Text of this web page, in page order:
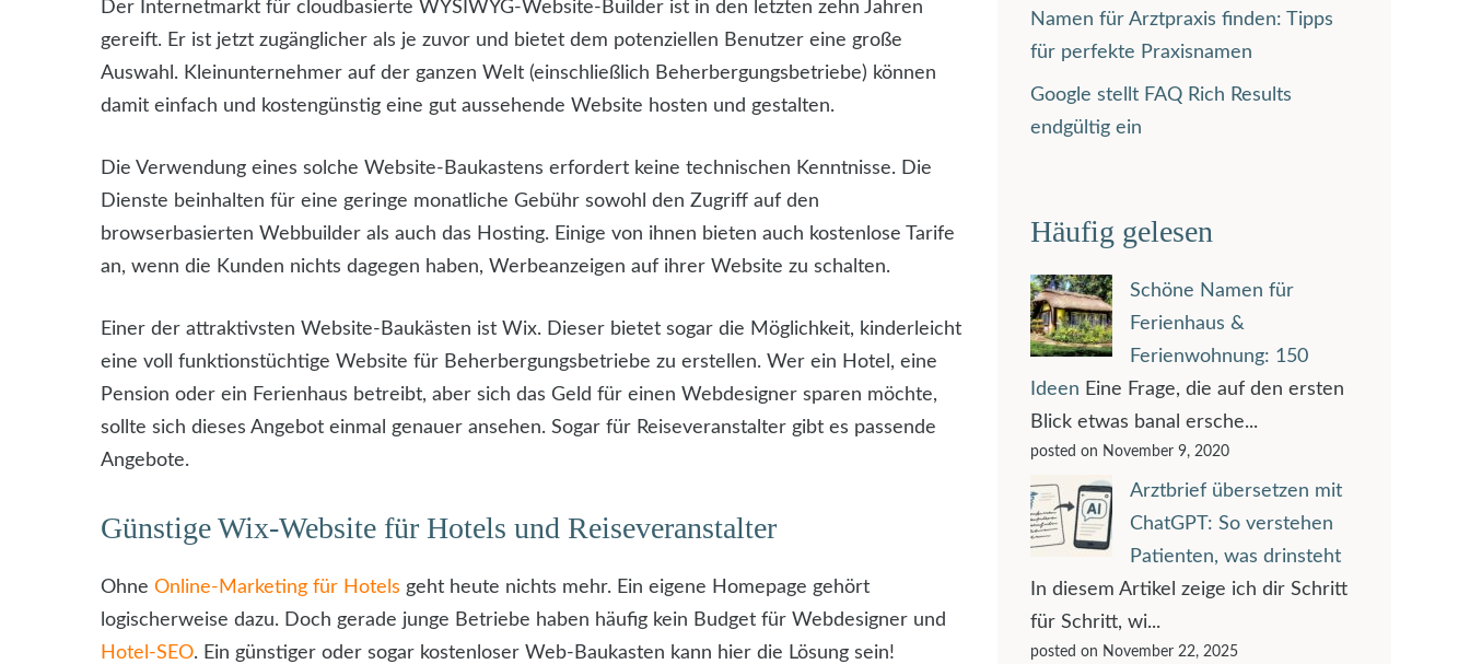
Der Internetmarkt für cloudbasierte WYSIWYG-Website-Builder ist in den letzten zehn Jahren
gereift. Er ist jetzt zugänglicher als je zuvor und bietet dem potenziellen Benutzer eine große
Auswahl. Kleinunternehmer auf der ganzen Welt (einschließlich Beherbergungsbetriebe) können
damit einfach und kostengünstig eine gut aussehende Website hosten und gestalten.
Die Verwendung eines solche Website-Baukastens erfordert keine technischen Kenntnisse. Die
Dienste beinhalten für eine geringe monatliche Gebühr sowohl den Zugriff auf den
browserbasierten Webbuilder als auch das Hosting. Einige von ihnen bieten auch kostenlose Tarife
an, wenn die Kunden nichts dagegen haben, Werbeanzeigen auf ihrer Website zu schalten.
Einer der attraktivsten Website-Baukästen ist Wix. Dieser bietet sogar die Möglichkeit, kinderleicht
eine voll funktionstüchtige Website für Beherbergungsbetriebe zu erstellen. Wer ein Hotel, eine
Pension oder ein Ferienhaus betreibt, aber sich das Geld für einen Webdesigner sparen möchte,
sollte sich dieses Angebot einmal genauer ansehen. Sogar für Reiseveranstalter gibt es passende
Angebote.
Günstige Wix-Website für Hotels und Reiseveranstalter
Ohne Online-Marketing für Hotels geht heute nichts mehr. Ein eigene Homepage gehört
logischerweise dazu. Doch gerade junge Betriebe haben häufig kein Budget für Webdesigner und
Hotel-SEO. Ein günstiger oder sogar kostenloser Web-Baukasten kann hier die Lösung sein!
Namen für Arztpraxis finden: Tipps
für perfekte Praxisnamen
Google stellt FAQ Rich Results
endgültig ein
Häufig gelesen
Schöne Namen für
Ferienhaus &
Ferienwohnung: 150
Ideen Eine Frage, die auf den ersten
Blick etwas banal ersche...
posted on November 9, 2020
Arztbrief übersetzen mit
ChatGPT: So verstehen
Patienten, was drinsteht
In diesem Artikel zeige ich dir Schritt
für Schritt, wi...
posted on November 22, 2025